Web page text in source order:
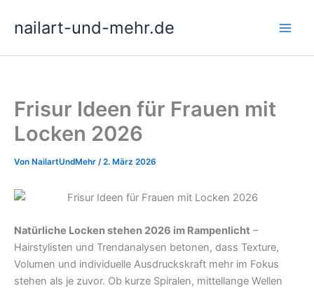
Inhaltnailart-und-mehr.de
Frisur Ideen für Frauen mit
Locken 2026
Von NailartUndMehr /2. März 2026
Natürliche Locken stehen 2026 im Rampenlicht –
Hairstylisten und Trendanalysen betonen, dass Texture,
Volumen und individuelle Ausdruckskraft mehr im Fokus
stehen als je zuvor. Ob kurze Spiralen, mittellange Wellen